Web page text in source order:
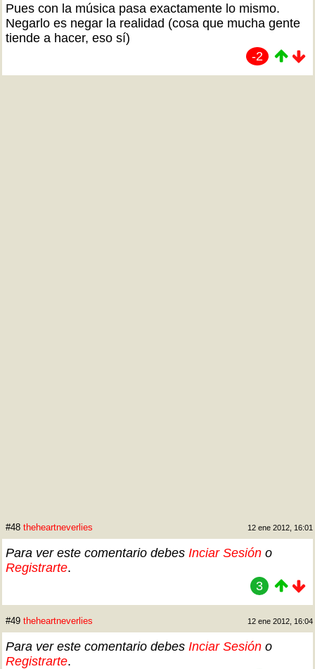
Pues con la música pasa exactamente lo mismo.
Negarlo es negar la realidad (cosa que mucha gente
tiende a hacer, eso sí)
-2
#48 theheartneverlies 12 ene 2012, 16:01
Para ver este comentario debes Inciar Sesión o
Registrarte.
3
#49 theheartneverlies 12 ene 2012, 16:04
Para ver este comentario debes Inciar Sesión o
Registrarte.